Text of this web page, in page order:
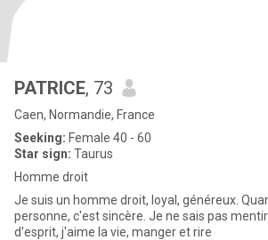
PATRICE, 73
Caen, Normandie, France
Seeking: Female 40 - 60
Star sign: Taurus
Homme droit
Je suis un homme droit, loyal, généreux.
personne, c'est sincère. Je ne sais pas
d'esprit, j'aime la vie, manger et rire